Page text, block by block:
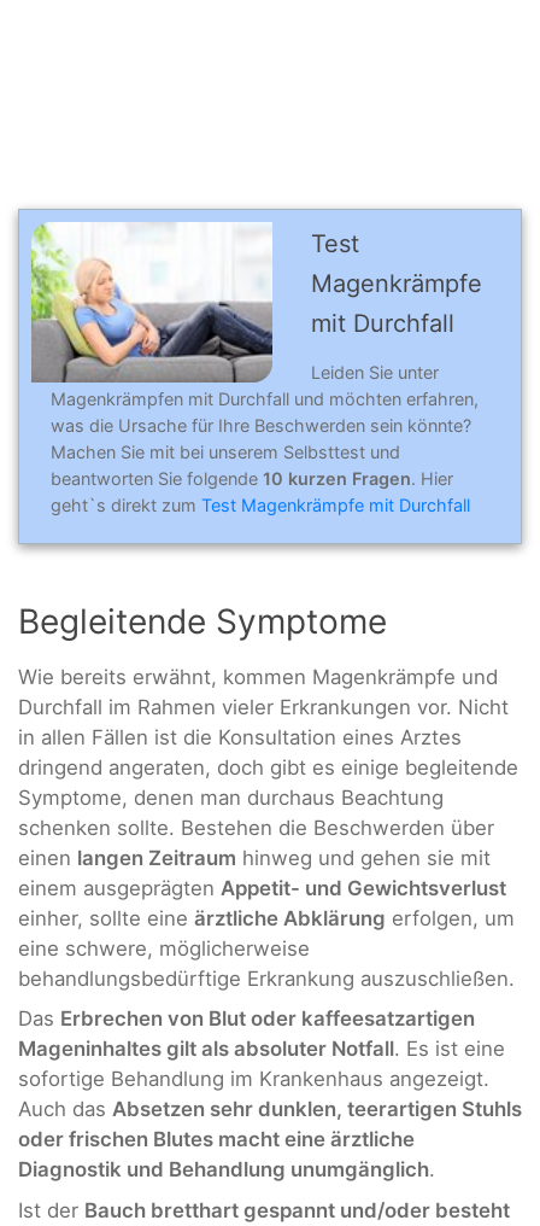
Test
Magenkrämpfe
mit Durchfall
Leiden Sie unter
Magenkrämpfen mit Durchfall und möchten erfahren,
was die Ursache für Ihre Beschwerden sein könnte?
Machen Sie mit bei unserem Selbsttest und
beantworten Sie folgende 10 kurzen Fragen. Hier
geht`s direkt zum Test Magenkrämpfe mit Durchfall
Begleitende Symptome
Wie bereits erwähnt, kommen Magenkrämpfe und
Durchfall im Rahmen vieler Erkrankungen vor. Nicht
in allen Fällen ist die Konsultation eines Arztes
dringend angeraten, doch gibt es einige begleitende
Symptome, denen man durchaus Beachtung
schenken sollte. Bestehen die Beschwerden über
einen langen Zeitraum hinweg und gehen sie mit
einem ausgeprägten Appetit- und Gewichtsverlust
einher, sollte eine ärztliche Abklärung erfolgen, um
eine schwere, möglicherweise
behandlungsbedürftige Erkrankung auszuschließen.
Das Erbrechen von Blut oder kaffeesatzartigen
Mageninhaltes gilt als absoluter Notfall. Es ist eine
sofortige Behandlung im Krankenhaus angezeigt.
Auch das Absetzen sehr dunklen, teerartigen Stuhls
oder frischen Blutes macht eine ärztliche
Diagnostik und Behandlung unumgänglich.
Ist der Bauch bretthart gespannt und/oder besteht